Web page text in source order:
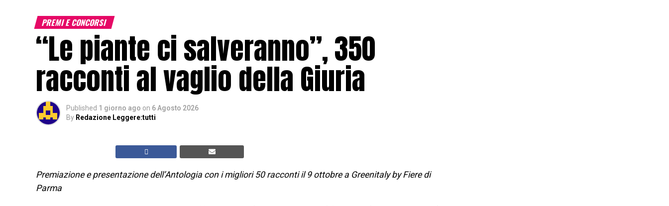
PREMI E CONCORSI
“Le piante ci salveranno”, 350
racconti al vaglio della Giuria
Published 1 giorno ago on 6 Agosto 2026
By Redazione Leggere:tutti
Premiazione e presentazione dell’Antologia con i migliori 50 racconti il 9 ottobre a Greenitaly by Fiere di
Parma